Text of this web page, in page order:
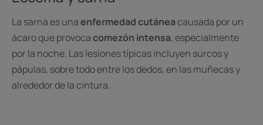
La sarna es unaenfermedad cutáneacausada por un
ácaro que provocacomezón intensa, especialmente
por la noche. Las lesiones típicas incluyen surcos y
pápulas, sobre todo entre los dedos, en las muñecas y
alrededor de la cintura.